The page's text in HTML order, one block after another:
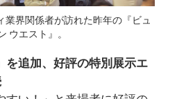
界関係者が訪れた昨年の『ビュ
ウエスト』。
を追加、好評の特別展示エ